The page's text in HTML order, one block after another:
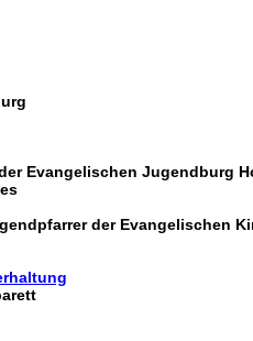
Evangelischen Jugendburg
der Evangelischen